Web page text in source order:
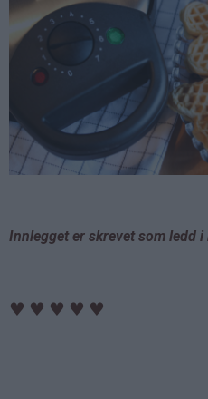
Innlegget er skrevet som ledd
♥ ♥ ♥ ♥ ♥